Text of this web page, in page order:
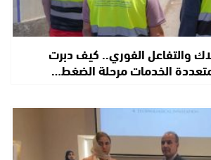
والتفاعل الفوري.. كيف دبرت
الخدمات مرحلة الضغط…